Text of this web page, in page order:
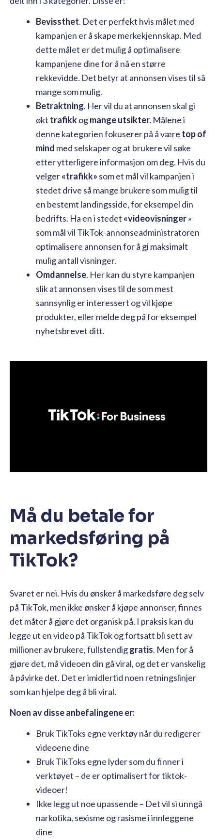
Bevissthet. Det er perfekt hvis målet med
kampanjen er å skape merkekjennskap. Med
dette målet er det mulig å optimalisere
kampanjene dine for å nå en større
rekkevidde. Det betyr at annonsen vises til så
mange som mulig.
Betraktning. Her vil du at annonsen skal gi
økt trafikkogmange utsikter. Målene i
denne kategorien fokuserer på å være top of
mind med selskaper og at brukere vil søke
etter ytterligere informasjon om deg. Hvis du
velger«trafikk» som et mål vil kampanjen i
stedet drive så mange brukere som mulig til
en bestemt landingsside, for eksempel din
bedrifts. Ha en i stedet «videovisninger»
som mål vil TikTok-annonseadministratoren
optimalisere annonsen for å gi maksimalt
mulig antall visninger.
Omdannelse. Her kan du styre kampanjen
slik at annonsen vises til de som mest
sannsynlig er interessert og vil kjøpe
produkter, eller melde deg på for eksempel
nyhetsbrevet ditt.
Må du betale for
markedsføring på
TikTok?
Svaret er nei. Hvis du ønsker å markedsføre deg selv
på TikTok, men ikke ønsker å kjøpe annonser, finnes
det måter å gjøre det organisk på. I praksis kan du
legge ut en video på TikTok og fortsatt bli sett av
millioner av brukere, fullstendiggratis. Men for å
gjøre det, må videoen din gå viral, og det er vanskelig
å påvirke det. Det er imidlertid noen retningslinjer
som kan hjelpe deg å bli viral.
Noen av disse anbefalingene er:
Bruk TikToks egne verktøy når du redigerer
videoene dine
Bruk TikToks egne lyder som du finner i
verktøyet – de er optimalisert for tiktok-
videoer!
Ikke legg ut noe upassende – Det vil si unngå
narkotika, sexisme og rasisme i innleggene
dine